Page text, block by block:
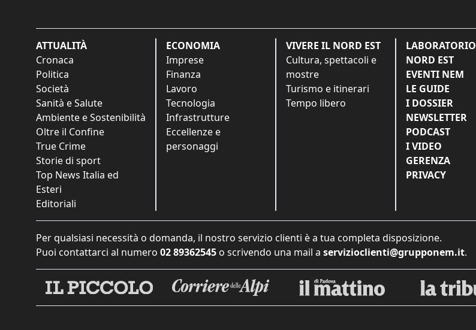
ATTUALITÀ
Cronaca
Politica
Società
Sanità e Salute
Ambiente e Sostenibilità
Oltre il Confine
True Crime
Storie di sport
Top News Italia ed
Esteri
Editoriali
ECONOMIA
Imprese
Finanza
Lavoro
Tecnologia
Infrastrutture
Eccellenze e
personaggi
VIVERE IL NORD EST
Cultura, spettacoli e
mostre
Turismo e itinerari
Tempo libero
LABORATORIO
NORD EST
EVENTI NEM
LE GUIDE
I DOSSIER
NEWSLETTER
PODCAST
I VIDEO
GERENZA
PRIVACY
Per qualsiasi necessità o domanda, il nostro servizio clienti è a tua completa disposizione.
Puoi contattarci al numero 02 89362545 o scrivendo una mail a servizioclienti@grupponem.it.